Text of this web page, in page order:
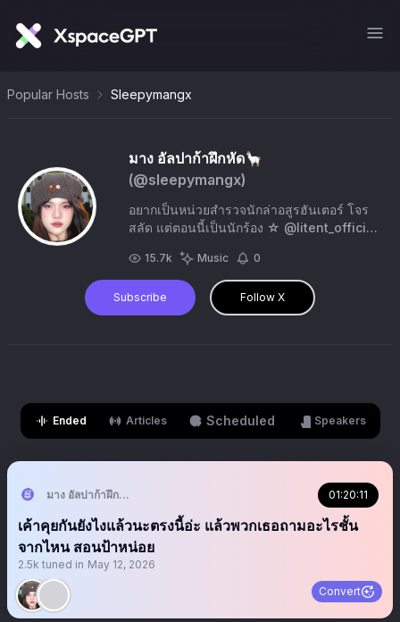
Popular Hosts Sleepymangx
มาง อัลปาก้าฝึกหัด🦙
(@sleepymangx)
อยากเป็นหน่วยสำรวจนักล่าอสูรฮันเตอร์ โจร
สลัด แต่ตอนนี้เป็นนักร้อง ☆ @litent_official
15.7k Music 0
Subscribe Follow X
Ended Articles Scheduled Speakers
มาง อัลปาก้าฝึกหัด🦙 01:20:11
เค้าคุยกันยังไงแล้วนะตรงนี้อ่ะ แล้วพวกเธอถามอะไรชั้น
จากไหน สอนป้าหน่อย
2.5k tuned in May 12, 2026
Convert